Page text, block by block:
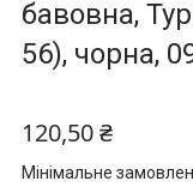
бавовна,
56), чорна,
120,50 ₴
Мінімальне